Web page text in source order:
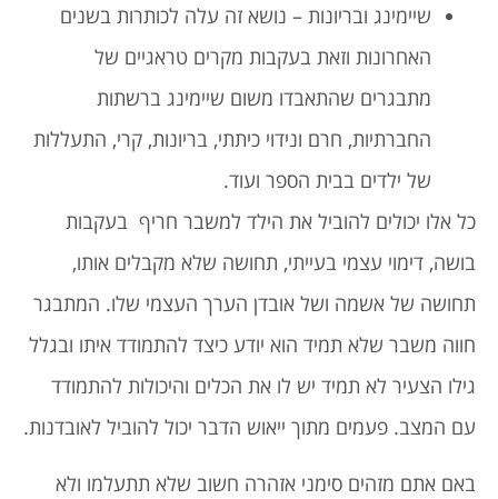
שיימינג ובריונות – נושא זה עלה לכותרות בשנים
האחרונות וזאת בעקבות מקרים טראגיים של
מתבגרים שהתאבדו משום שיימינג ברשתות
החברתיות, חרם ונידוי כיתתי, בריונות, קרי, התעללות
של ילדים בבית הספר ועוד.
כל אלו יכולים להוביל את הילד למשבר חריף בעקבות
בושה, דימוי עצמי בעייתי, תחושה שלא מקבלים אותו,
תחושה של אשמה ושל אובדן הערך העצמי שלו. המתבגר
חווה משבר שלא תמיד הוא יודע כיצד להתמודד איתו ובגלל
גילו הצעיר לא תמיד יש לו את הכלים והיכולות להתמודד
עם המצב. פעמים מתוך ייאוש הדבר יכול להוביל לאובדנות.
באם אתם מזהים סימני אזהרה חשוב שלא תתעלמו ולא